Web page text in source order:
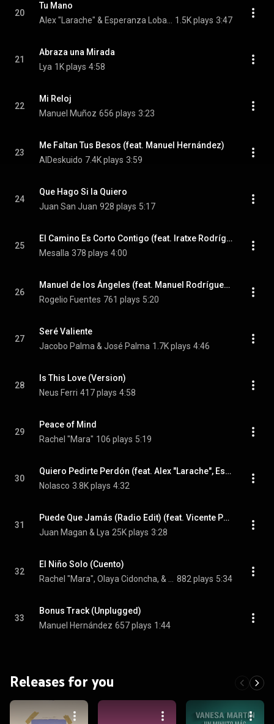
20
Tu Mano
1.5K plays 3:47
21
Abraza una Mirada
Lya 1K plays 4:58
22
Mi Reloj
Manuel Muñoz 656 plays 3:23
23
Me Faltan Tus Besos (feat. Manuel Hernández)
AlDeskuido 7.4K plays 3:59
24
Que Hago Si la Quiero
Juan San Juan 928 plays 5:17
25
El Camino Es Corto Contigo (feat. Iratxe Rodríguez)
Mesalla 378 plays 4:00
26
Manuel de los Ángeles (feat. Manuel Rodríguez Jr)
Rogelio Fuentes 761 plays 5:20
27
Seré Valiente
Jacobo Palma & José Palma 1.7K plays 4:46
28
Is This Love (Version)
Neus Ferri 417 plays 4:58
29
Peace of Mind
Rachel "Mara" 106 plays 5:19
30
Quiero Pedirte Perdón (feat. Alex "Larache", Esperanza Lobato, Robert Espada & Rachel "Mara")
Nolasco 3.8K plays 4:32
31
Puede Que Jamás (Radio Edit) (feat. Vicente Pardo)
Juan Magan & Lya 25K plays 3:28
32
El Niño Solo (Cuento)
882 plays 5:34
33
Bonus Track (Unplugged)
Manuel Hernández 657 plays 1:44
Releases for you